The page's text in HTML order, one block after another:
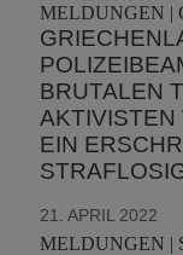
MELDUNGEN |
BRUTALEN
AKTIVISTEN
EIN
21. APRIL 2022
MELDUNGEN |